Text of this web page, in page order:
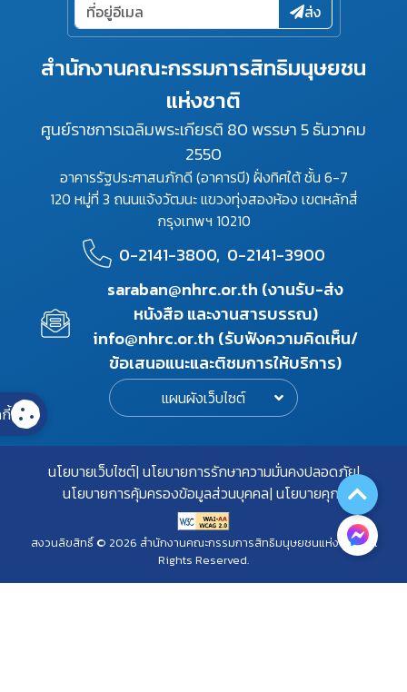
สำนักงานคณะกรรมการสิทธิมนุษยชน
แห่งชาติ
ศูนย์ราชการเฉลิมพระเกียรติ 80 พรรษา 5 ธันวาคม
2550
อาคารรัฐประศาสนภักดี (อาคารบี) ฝั่งทิศใต้ ชั้น 6-7
120 หมู่ที่ 3 ถนนแจ้งวัฒนะ แขวงทุ่งสองห้อง เขตหลักสี่
กรุงเทพฯ 10210
0-2141-3800, 0-2141-3900
saraban@nhrc.or.th (งานรับ-ส่ง
หนังสือ และงานสารบรรณ)
info@nhrc.or.th (รับฟังความคิดเห็น/
ข้อเสนอแนะและติชมการให้บริการ)
แผนผังเว็บไซต์
ส่ง
นโยบายเว็บไซต์ นโยบายการรักษาความมั่นคงปลอดภัย
นโยบายการคุ้มครองข้อมูลส่วนบุคคล นโยบายคุกกี้
สงวนลิขสิทธิ์ © 2026 สำนักงานคณะกรรมการสิทธิมนุษยชนแห่งชาติ. All
Rights Reserved.